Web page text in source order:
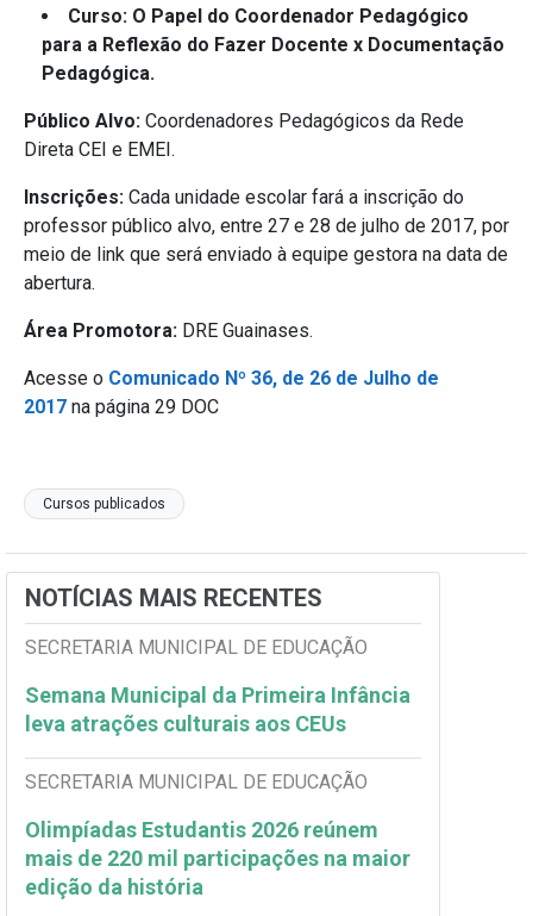
Curso: O Papel do Coordenador Pedagógico
para a Reflexão do Fazer Docente x Documentação
Pedagógica.
Público Alvo: Coordenadores Pedagógicos da Rede
Direta CEI e EMEI.
Inscrições: Cada unidade escolar fará a inscrição do
professor público alvo, entre 27 e 28 de julho de 2017, por
meio de link que será enviado à equipe gestora na data de
abertura.
Área Promotora: DRE Guainases.
Acesse o Comunicado Nº 36, de 26 de Julho de
2017 na página 29 DOC
Cursos publicados
NOTÍCIAS MAIS RECENTES
SECRETARIA MUNICIPAL DE EDUCAÇÃO
Semana Municipal da Primeira Infância
leva atrações culturais aos CEUs
SECRETARIA MUNICIPAL DE EDUCAÇÃO
Olimpíadas Estudantis 2026 reúnem
mais de 220 mil participações na maior
edição da história